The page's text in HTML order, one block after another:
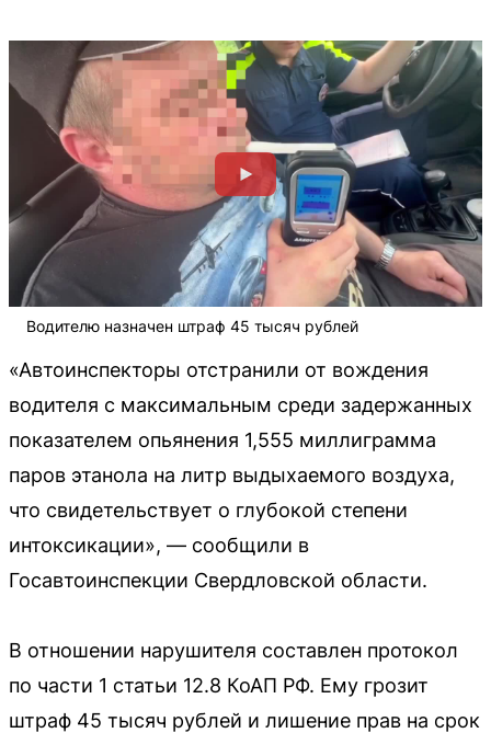
Водителю назначен штраф 45 тысяч рублей
«Автоинспекторы отстранили от вождения
водителя с максимальным среди задержанных
показателем опьянения 1,555 миллиграмма
паров этанола на литр выдыхаемого воздуха,
что свидетельствует о глубокой степени
интоксикации», — сообщили в
Госавтоинспекции Свердловской области.
В отношении нарушителя составлен протокол
по части 1 статьи 12.8 КоАП РФ. Ему грозит
штраф 45 тысяч рублей и лишение прав на срок